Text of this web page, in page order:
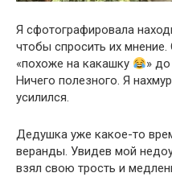
Я сфотографировала
чтобы спросить их
«похоже на какашку
»
Ничего полезного. Я
усилился.
Дедушка уже какое-то
веранды. Увидев мой
взял свою трость и